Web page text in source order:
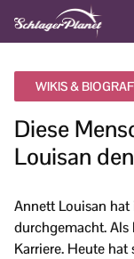
WIKIS &
Diese
Louisan
Annett Louisan
durchgemacht. Als
Karriere. Heute